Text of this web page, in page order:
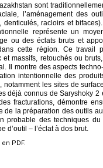
sont
l’aménagement des
racloirs et
représente un
ou des éclats bruts et
cette région. Ce
massifs, retouchés ou
Il montre des aspects
intentionnelle des
les sites de
déjà connus de Saryshoky 2
fracturations, démontre
la préparation des outils
probable des techniques
d’outil – l’éclat à dos brut.
PDF.